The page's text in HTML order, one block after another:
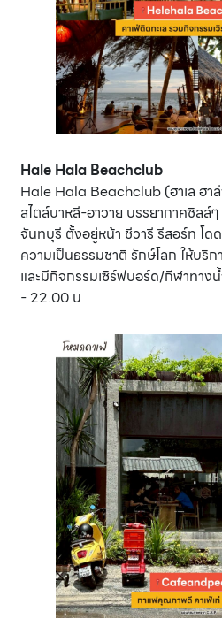
Hale Hala Beachclub
Hale Hala Beachclub (ฮาเล ฮา
สไตล์บาหลี-ฮาวาย บรรยากาศชิลล์
จันทบุรี ตั้งอยู่หน้า ชีวารี รีสอร์ท โด
ความเป็นธรรมชาติ รักษ์โลก ให้บริ
และมีกิจกรรมเซิร์ฟบอร์ด/กีฬาทาง
- 22.00 น